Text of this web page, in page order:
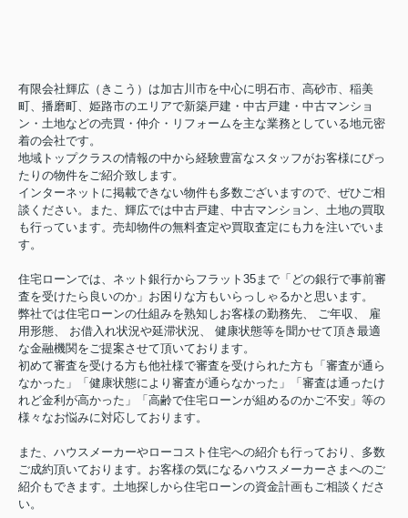
有限会社輝広（きこう）は加古川市を中心に明石市、高砂市、稲美
町、播磨町、姫路市のエリアで新築戸建・中古戸建・中古マンショ
ン・土地などの売買・仲介・リフォームを主な業務としている地元密
着の会社です。
地域トップクラスの情報の中から経験豊富なスタッフがお客様にぴっ
たりの物件をご紹介致します。
インターネットに掲載できない物件も多数ございますので、ぜひご相
談ください。また、輝広では中古戸建、中古マンション、土地の買取
も行っています。売却物件の無料査定や買取査定にも力を注いでいま
す。
住宅ローンでは、ネット銀行からフラット35まで「どの銀行で事前審
査を受けたら良いのか」お困りな方もいらっしゃるかと思います。
弊社では住宅ローンの仕組みを熟知しお客様の勤務先、 ご年収、 雇
用形態、 お借入れ状況や延滞状況、 健康状態等を聞かせて頂き最適
な金融機関をご提案させて頂いております。
初めて審査を受ける方も他社様で審査を受けられた方も「審査が通ら
なかった」「健康状態により審査が通らなかった」「審査は通ったけ
れど金利が高かった」「高齢で住宅ローンが組めるのかご不安」等の
様々なお悩みに対応しております。
また、ハウスメーカーやローコスト住宅への紹介も行っており、多数
ご成約頂いております。お客様の気になるハウスメーカーさまへのご
紹介もできます。土地探しから住宅ローンの資金計画もご相談くださ
い。